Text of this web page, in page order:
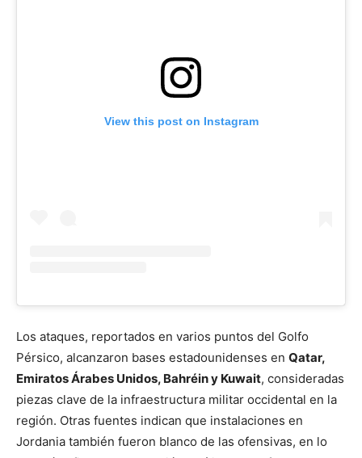
View this post on Instagram
Los ataques, reportados en varios puntos del Golfo
Pérsico, alcanzaron bases estadounidenses en Qatar,
Emiratos Árabes Unidos, Bahréin y Kuwait, consideradas
piezas clave de la infraestructura militar occidental en la
región. Otras fuentes indican que instalaciones en
Jordania también fueron blanco de las ofensivas, en lo